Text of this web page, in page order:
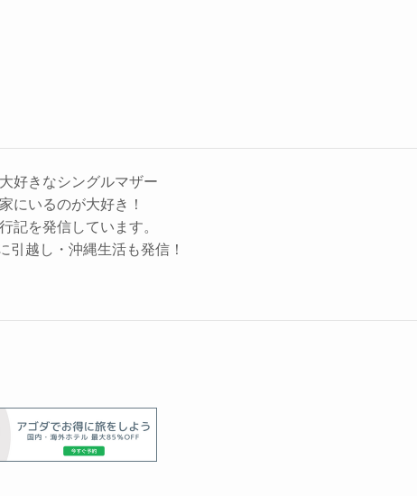
好きなシングルマザー
にいるのが大好き！
記を発信しています。
引越し・沖縄生活も発信！